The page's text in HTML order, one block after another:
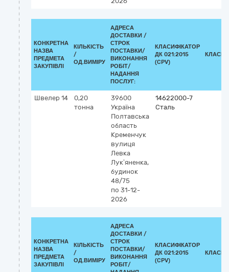
КОНКРЕТНА
НАЗВА
ПРЕДМЕТА
ЗАКУПІВЛІ
КІЛЬКІСТЬ
/
ОД.ВИМІРУ
АДРЕСА
ДОСТАВКИ /
СТРОК
ПОСТАВКИ/
ВИКОНАННЯ
РОБІТ/
НАДАННЯ
ПОСЛУГ:
КЛАСИФІКАТОР
ДК 021:2015
(CPV)
Швелер 14
0,20
тонна
39600
Україна
Полтавська
область
Кременчук
вулиця
Левка
Лук’яненка,
будинок
48/75
по 31-12-
2026
14622000-7
Сталь
КОНКРЕТНА
НАЗВА
ПРЕДМЕТА
ЗАКУПІВЛІ
КІЛЬКІСТЬ
/
ОД.ВИМІРУ
АДРЕСА
ДОСТАВКИ /
СТРОК
ПОСТАВКИ/
ВИКОНАННЯ
РОБІТ/
КЛАСИФІКАТОР
ДК 021:2015
(CPV)